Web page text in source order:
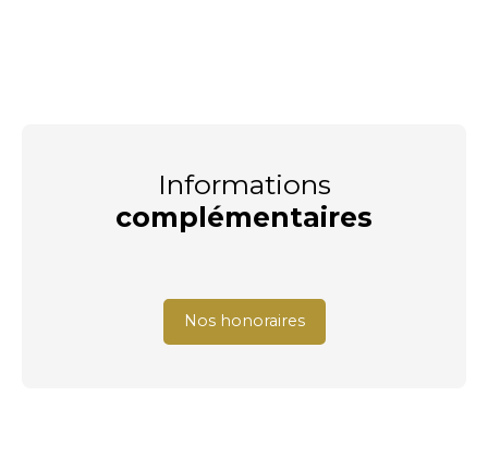
Informations
complémentaires
Nos honoraires